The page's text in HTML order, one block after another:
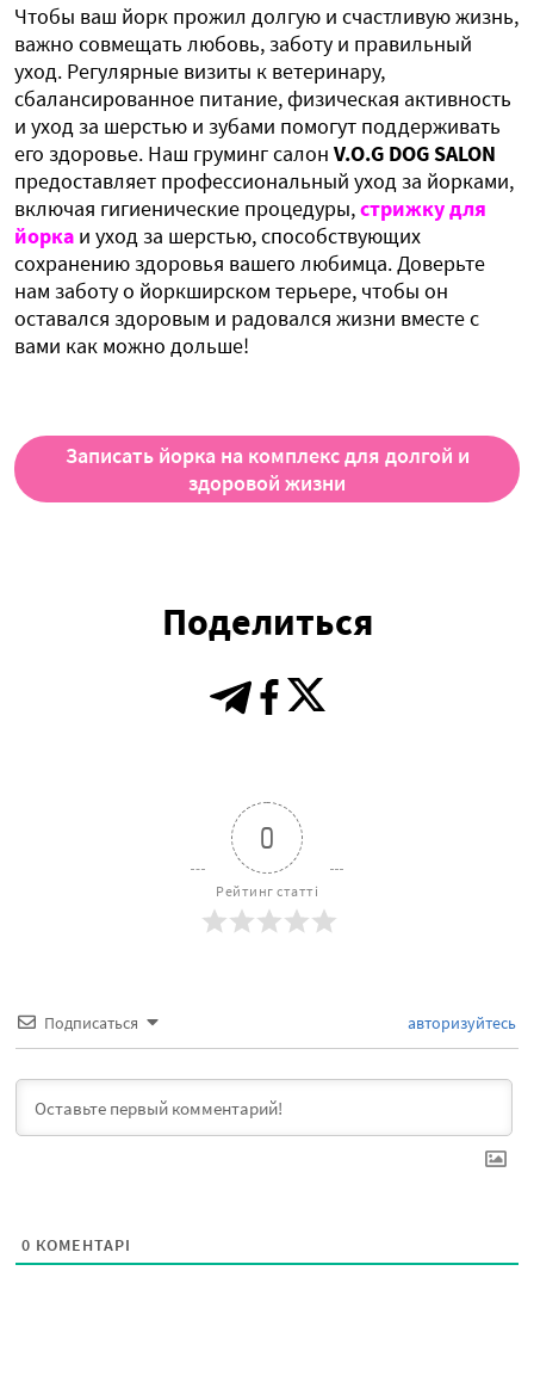
Чтобы ваш йорк прожил долгую и счастливую жизнь,
важно совмещать любовь, заботу и правильный
уход. Регулярные визиты к ветеринару,
сбалансированное питание, физическая активность
и уход за шерстью и зубами помогут поддерживать
его здоровье. Наш груминг салон V.O.G DOG SALON
предоставляет профессиональный уход за йорками,
включая гигиенические процедуры,стрижку для
йорка и уход за шерстью, способствующих
сохранению здоровья вашего любимца. Доверьте
нам заботу о йоркширском терьере, чтобы он
оставался здоровым и радовался жизни вместе с
вами как можно дольше!
Записать йорка на комплекс для долгой и
здоровой жизни
Поделиться
0
Рейтинг статті
Подписаться авторизуйтесь
0 КОМЕНТАРІ